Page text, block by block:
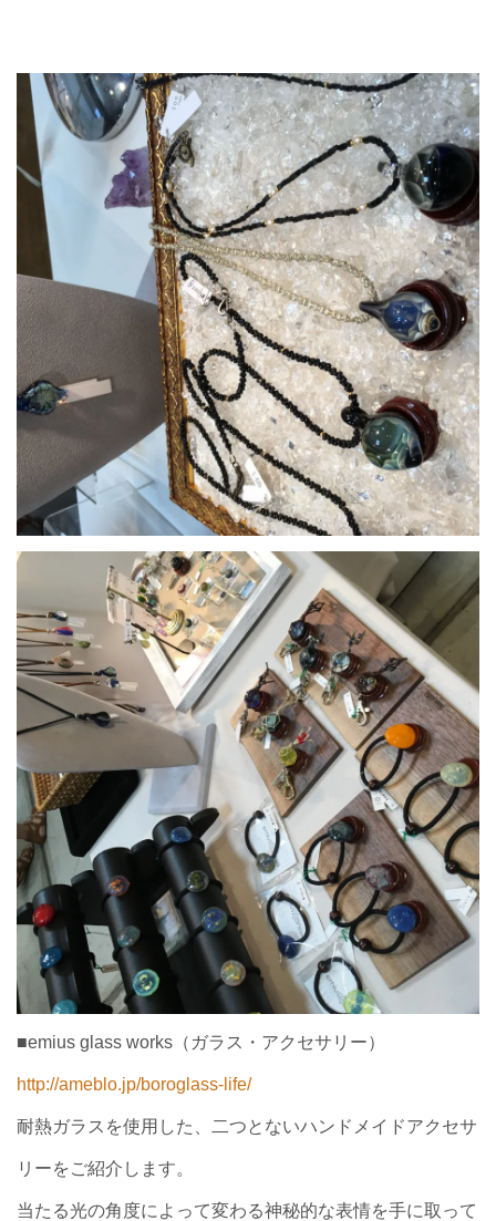
■emius glass works（ガラス・アクセサリー）
http://ameblo.jp/boroglass-life/
耐熱ガラスを使用した、二つとないハンドメイドアクセサ
リーをご紹介します。
当たる光の角度によって変わる神秘的な表情を手に取って